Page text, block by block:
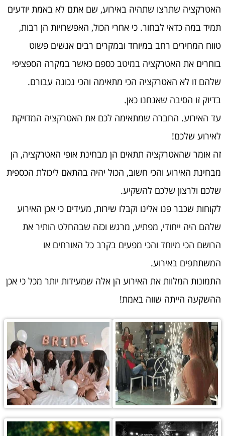
האטרקציה שתרצו שתהיה באירוע, שם אתם לא באמת יודעים
תמיד במה כדאי לבחור. כי אחרי הכול, האפשרויות הן רבות,
טווח המחירים רחב במיוחד ובמקרים רבים אנשים פשוט
בוחרים את האטרקציה במיטב כספם כאשר במקרה הספציפי
שלהם זו לא האטרקציה הכי מתאימה והכי נכונה עבורם.
בדיוק זו הסיבה שאנחנו כאן.
עד האירוע. החברה שמתאימה לכם את האטרקציה המדויקת
לאירוע שלכם!
זה אומר שהאטרקציה תתאים הן מבחינת אופי האטרקציה, הן
מבחינת האירוע והכי חשוב, הכול יהיה בהתאם ליכולת הכספית
שלכם ולרצון שלכם להשקיע.
לקוחות שכבר פנו אלינו וקבלו שירות, מעידים כי אכן האירוע
שלהם היה ייחודי, מפתיע, מרגש וכזה שבהחלט הותיר את
הרושם הכי מיוחד והכי מפעים בקרב כל האורחים או
המשתתפים באירוע.
התמונות המלוות את האירוע הן אלה שמעידות יותר מכל כי אכן
ההשקעה הייתה שווה באמת!